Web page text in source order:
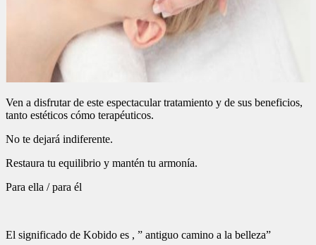
Ven a disfrutar de este espectacular tratamiento y de sus beneficios,
tanto estéticos cómo terapéuticos.
No te dejará indiferente.
Restaura tu equilibrio y mantén tu armonía.
Para ella / para él
El significado de Kobido es , ” antiguo camino a la belleza”